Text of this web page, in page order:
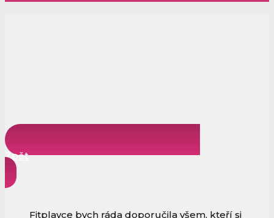
Zpět
Fitplayce bych ráda doporučila všem, kteří si